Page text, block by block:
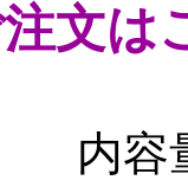
文は
内容